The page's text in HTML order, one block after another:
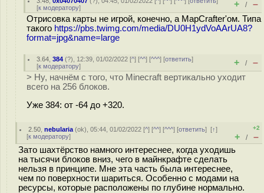
[к модератору] + / –
Отрисовка карты не игрой, конечно, а MapCrafter'ом. Типа
такого https://pbs.twimg.com/media/DU0H1ydVoAArUA8?
format=jpg&name=large
3.64 ,384 (?), 12:39, 01/02/2022 [^] [^^] [^^^] [ответить]
[к модератору] + / –
> Ну, начнём с того, что Minecraft вертикально уходит
всего на 256 блоков.
Уже 384: от -64 до +320.
2.50 ,nebularia (ok), 05:44, 01/02/2022 [^] [^^] [^^^] [ответить][↑]
[к модератору]
+2
+ / –
Зато шахтёрство намного интереснее, когда уходишь
на тысячи блоков вниз, чего в майнкрафте сделать
нельзя в принципе. Мне эта часть была интереснее,
чем по поверхности шариться. Особенно с модами на
ресурсы, которые расположены по глубине нормально.